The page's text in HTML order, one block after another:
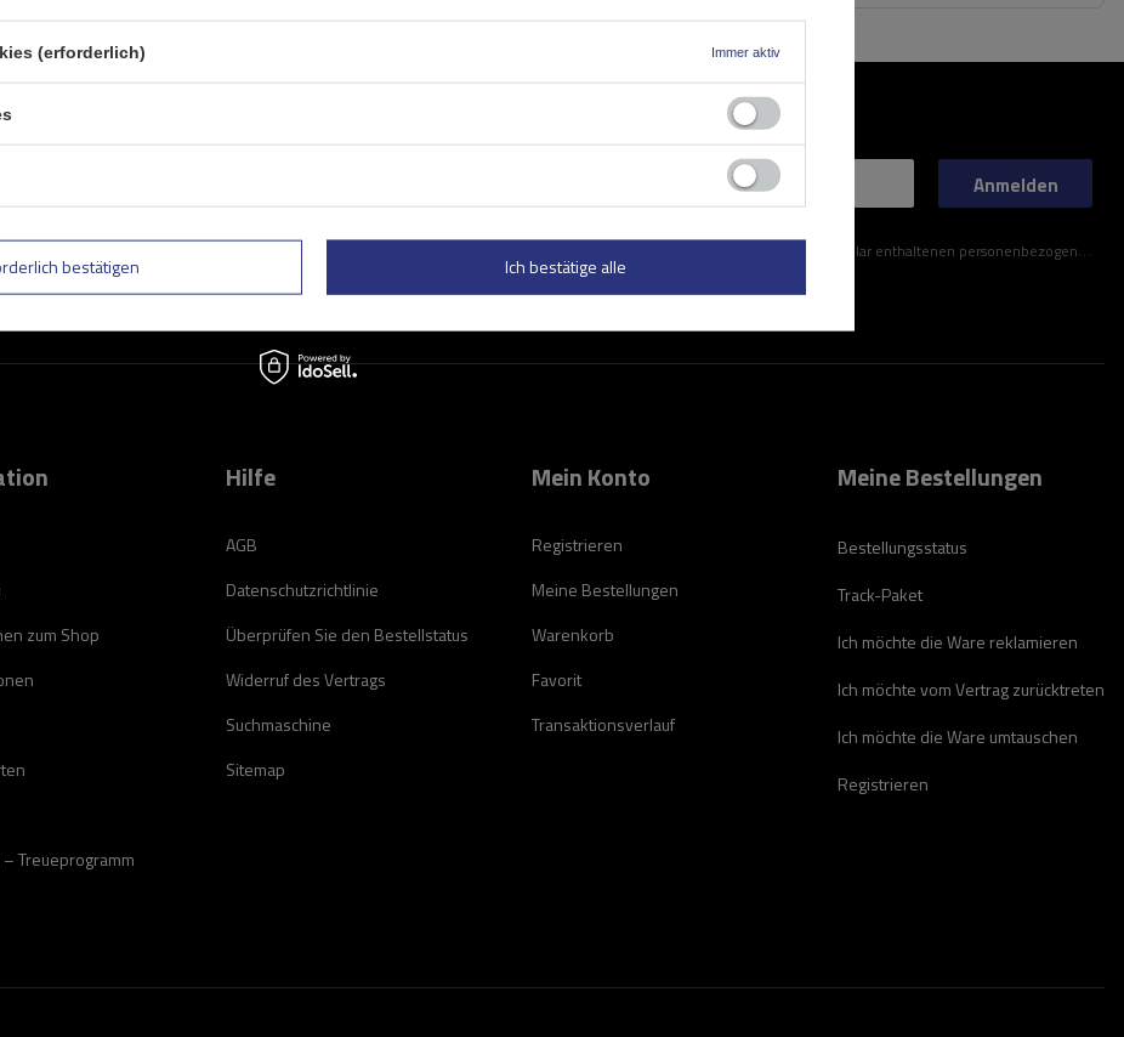
und Sonderangebote informiert zu
Kontaktformular Ich stimme der Verarbeitung meiner im Kontaktformular enthaltenen personenbezogenen Daten gemäß der Verordnung (EU) des Europäischen Parlaments und des Rates zu.
Anmelden
zum Shop
Treueprogramm
Hilfe
AGB
Datenschutzrichtlinie
Überprüfen Sie den Bestellstatus
Widerruf des Vertrags
Suchmaschine
Sitemap
Mein Konto
Registrieren
Meine Bestellungen
Warenkorb
Favorit
Transaktionsverlauf
Meine Bestellungen
Bestellungsstatus
Track-Paket
Ich möchte die Ware reklamieren
Ich möchte vom Vertrag zurücktreten
Ich möchte die Ware umtauschen
Registrieren
(erforderlich) Immer aktiv
bestätigen Ich bestätige alle